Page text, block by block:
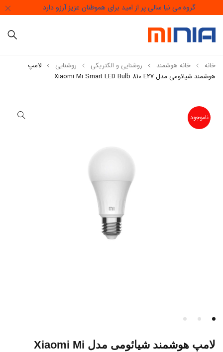
گروه می نیا سالی پر از امید برای هموطنان عزیز آرزو دارد
خانه خانه هوشمند روشنایی و الکتریکی روشنایی
لامپ
هوشمند شیائومی مدل Xiaomi Mi Smart LED Bulb 810 E27
ناموجود
لامپ هوشمند شیائومی مدل Xiaomi Mi